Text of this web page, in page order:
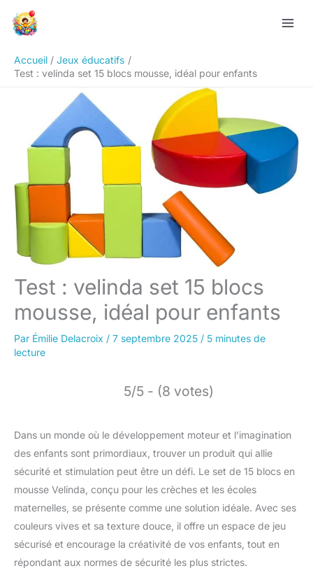
Accueil
Jeux éducatifs
Test : velinda set 15 blocs mousse, idéal pour enfants
Test : velinda set 15 blocs
mousse, idéal pour enfants
Par Émilie Delacroix / 7 septembre 2025 / 5 minutes de
lecture
5/5 - (8 votes)
Dans un monde où le développement moteur et l’imagination
des enfants sont primordiaux, trouver un produit qui allie
sécurité et stimulation peut être un défi. Le set de 15 blocs en
mousse Velinda, conçu pour les crèches et les écoles
maternelles, se présente comme une solution idéale. Avec ses
couleurs vives et sa texture douce, il offre un espace de jeu
sécurisé et encourage la créativité de vos enfants, tout en
répondant aux normes de sécurité les plus strictes.
Rechercher